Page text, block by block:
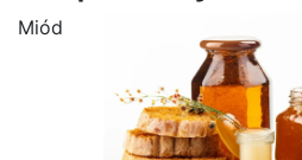
Miód